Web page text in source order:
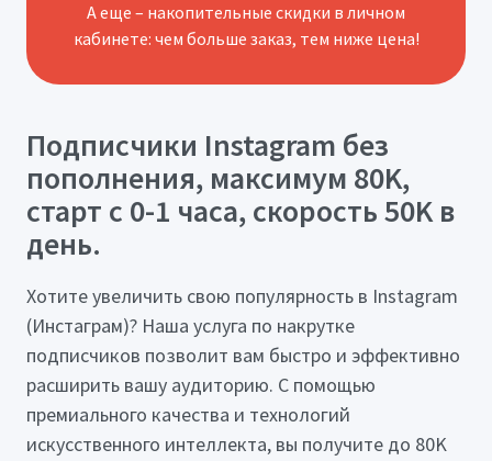
А еще – накопительные скидки в личном
кабинете: чем больше заказ, тем ниже цена!
Подписчики Instagram без
пополнения, максимум 80K,
старт с 0-1 часа, скорость 50K в
день.
Хотите увеличить свою популярность в Instagram
(Инстаграм)? Наша услуга по накрутке
подписчиков позволит вам быстро и эффективно
расширить вашу аудиторию. С помощью
премиального качества и технологий
искусственного интеллекта, вы получите до 80K